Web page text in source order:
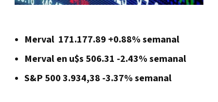
Merval 171.177.89 +0.88% semanal
Merval en u$s 506.31 -2.43% semanal
S&P 500 3.934,38 -3.37% semanal